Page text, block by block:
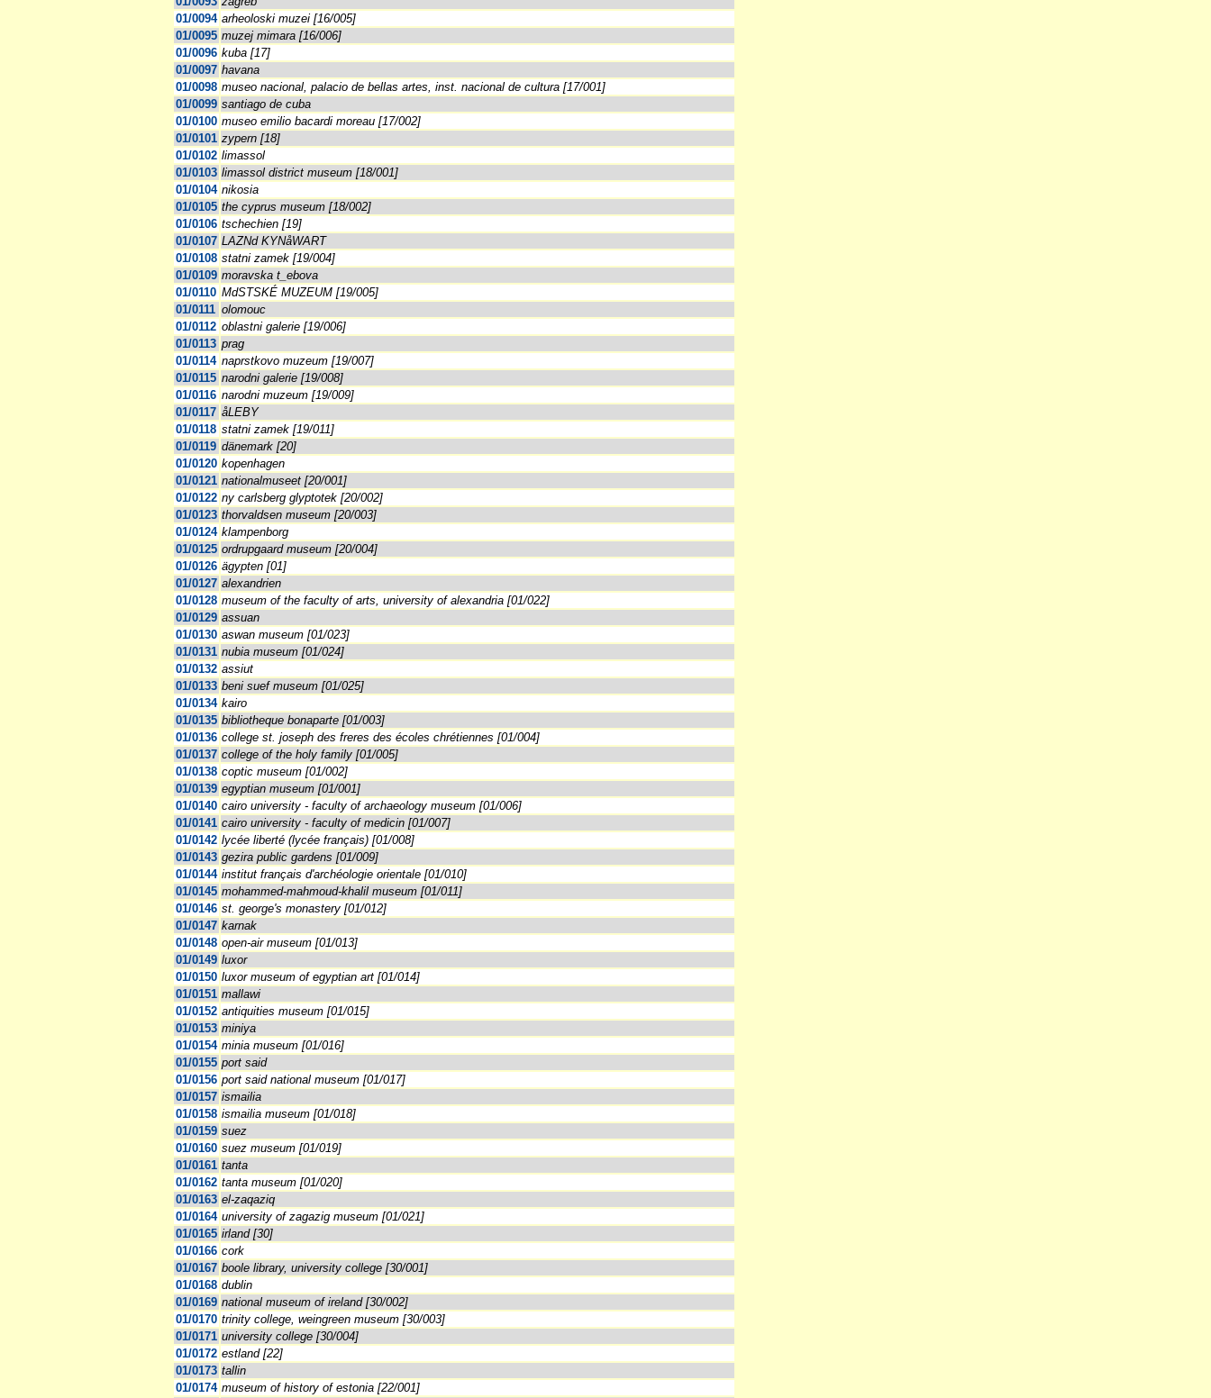
01/0094 arheoloski muzei [16/005]
01/0095 muzej mimara [16/006]
01/0096 kuba [17]
01/0097 havana
01/0098 museo nacional, palacio de bellas artes, inst. nacional de cultura [17/001]
01/0099 santiago de cuba
01/0100 museo emilio bacardi moreau [17/002]
01/0101 zypern [18]
01/0102 limassol
01/0103 limassol district museum [18/001]
01/0104 nikosia
01/0105 the cyprus museum [18/002]
01/0106 tschechien [19]
01/0107 LAZNd KYNåWART
01/0108 statni zamek [19/004]
01/0109 moravska t_ebova
01/0110 MdSTSKÉ MUZEUM [19/005]
01/0111 olomouc
01/0112 oblastni galerie [19/006]
01/0113 prag
01/0114 naprstkovo muzeum [19/007]
01/0115 narodni galerie [19/008]
01/0116 narodni muzeum [19/009]
01/0117 åLEBY
01/0118 statni zamek [19/011]
01/0119 dänemark [20]
01/0120 kopenhagen
01/0121 nationalmuseet [20/001]
01/0122 ny carlsberg glyptotek [20/002]
01/0123 thorvaldsen museum [20/003]
01/0124 klampenborg
01/0125 ordrupgaard museum [20/004]
01/0126 ägypten [01]
01/0127 alexandrien
01/0128 museum of the faculty of arts, university of alexandria [01/022]
01/0129 assuan
01/0130 aswan museum [01/023]
01/0131 nubia museum [01/024]
01/0132 assiut
01/0133 beni suef museum [01/025]
01/0134 kairo
01/0135 bibliotheque bonaparte [01/003]
01/0136 college st. joseph des freres des écoles chrétiennes [01/004]
01/0137 college of the holy family [01/005]
01/0138 coptic museum [01/002]
01/0139 egyptian museum [01/001]
01/0140 cairo university - faculty of archaeology museum [01/006]
01/0141 cairo university - faculty of medicin [01/007]
01/0142 lycée liberté (lycée français) [01/008]
01/0143 gezira public gardens [01/009]
01/0144 institut français d'archéologie orientale [01/010]
01/0145 mohammed-mahmoud-khalil museum [01/011]
01/0146 st. george's monastery [01/012]
01/0147 karnak
01/0148 open-air museum [01/013]
01/0149 luxor
01/0150 luxor museum of egyptian art [01/014]
01/0151 mallawi
01/0152 antiquities museum [01/015]
01/0153 miniya
01/0154 minia museum [01/016]
01/0155 port said
01/0156 port said national museum [01/017]
01/0157 ismailia
01/0158 ismailia museum [01/018]
01/0159 suez
01/0160 suez museum [01/019]
01/0161 tanta
01/0162 tanta museum [01/020]
01/0163 el-zaqaziq
01/0164 university of zagazig museum [01/021]
01/0165 irland [30]
01/0166 cork
01/0167 boole library, university college [30/001]
01/0168 dublin
01/0169 national museum of ireland [30/002]
01/0170 trinity college, weingreen museum [30/003]
01/0171 university college [30/004]
01/0172 estland [22]
01/0173 tallin
01/0174 museum of history of estonia [22/001]